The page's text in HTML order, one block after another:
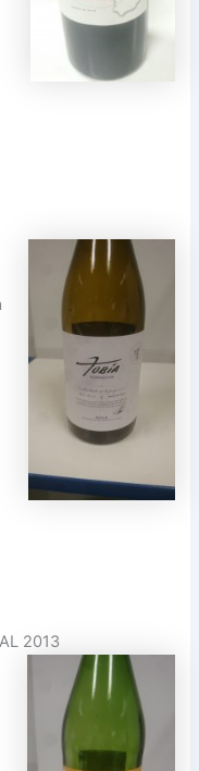
2013